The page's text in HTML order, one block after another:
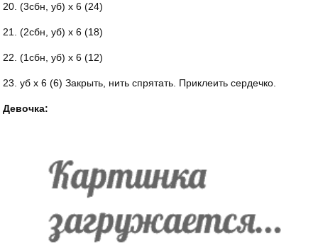
20. (3сбн, уб) х 6 (24)
21. (2сбн, уб) х 6 (18)
22. (1сбн, уб) х 6 (12)
23. уб х 6 (6) Закрыть, нить спрятать. Приклеить сердечко.
Девочка: